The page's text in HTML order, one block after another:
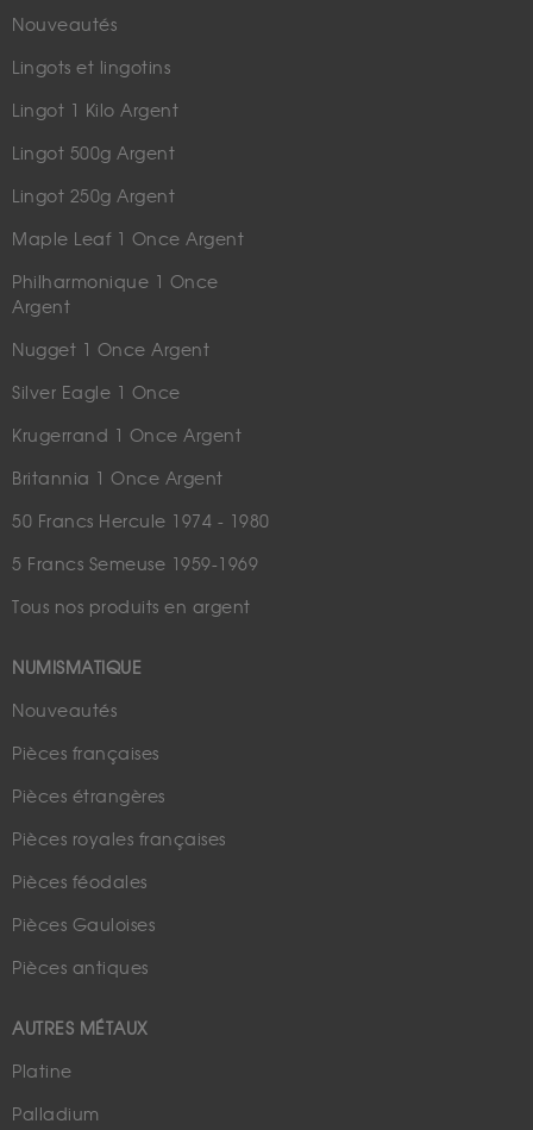
Nouveautés
Lingots et lingotins
Lingot 1 Kilo Argent
Lingot 500g Argent
Lingot 250g Argent
Maple Leaf 1 Once Argent
Philharmonique 1 Once
Argent
Nugget 1 Once Argent
Silver Eagle 1 Once
Krugerrand 1 Once Argent
Britannia 1 Once Argent
50 Francs Hercule 1974 - 1980
5 Francs Semeuse 1959-1969
Tous nos produits en argent
NUMISMATIQUE
Nouveautés
Pièces françaises
Pièces étrangères
Pièces royales françaises
Pièces féodales
Pièces Gauloises
Pièces antiques
AUTRES MÉTAUX
Platine
Palladium